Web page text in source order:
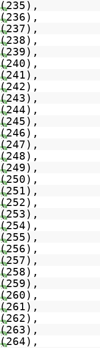
(235),
(236),
(237),
(238),
(239),
(240),
(241),
(242),
(243),
(244),
(245),
(246),
(247),
(248),
(249),
(250),
(251),
(252),
(253),
(254),
(255),
(256),
(257),
(258),
(259),
(260),
(261),
(262),
(263),
(264),